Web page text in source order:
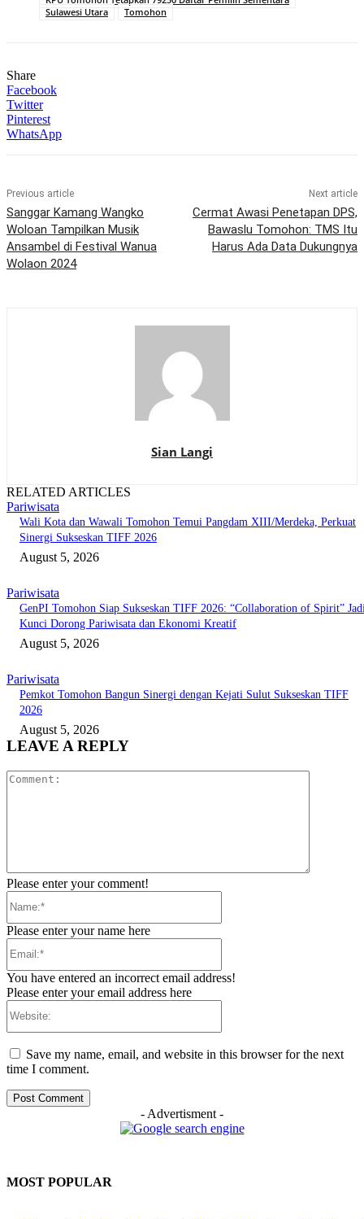
Sulawesi Utara
Tomohon
Share
Facebook
Twitter
Pinterest
WhatsApp
Previous article
Sanggar Kamang Wangko
Woloan Tampilkan Musik
Ansambel di Festival Wanua
Wolaon 2024
Next article
Cermat Awasi Penetapan DPS,
Bawaslu Tomohon: TMS Itu
Harus Ada Data Dukungnya
Sian Langi
RELATED ARTICLES
Pariwisata
Wali Kota dan Wawali Tomohon Temui Pangdam XIII/Merdeka, Perkuat
Sinergi Sukseskan TIFF 2026
August 5, 2026
Pariwisata
GenPI Tomohon Siap Sukseskan TIFF 2026: “Collaboration of Spirit”
Kunci Dorong Pariwisata dan Ekonomi Kreatif
August 5, 2026
Pariwisata
Pemkot Tomohon Bangun Sinergi dengan Kejati Sulut Sukseskan TIFF
2026
August 5, 2026
LEAVE A REPLY
Please enter your comment!
Please enter your name here
You have entered an incorrect email address!
Please enter your email address here
Save my name, email, and website in this browser for the next
time I comment.
- Advertisment -
MOST POPULAR